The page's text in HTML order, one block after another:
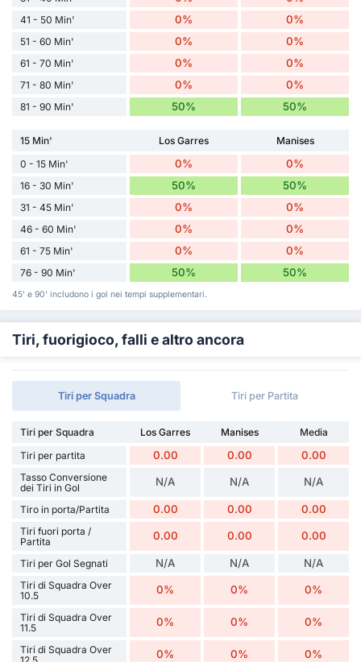
41 - 50 Min' 0% 0%
51 - 60 Min' 0% 0%
61 - 70 Min' 0% 0%
71 - 80 Min' 0% 0%
81 - 90 Min' 50% 50%
15 Min' Los Garres
Manises
0 - 15 Min'
0% 0%
16 - 30 Min' 50% 50%
31 - 45 Min' 0% 0%
46 - 60 Min' 0% 0%
61 - 75 Min' 0% 0%
76 - 90 Min' 50% 50%
45' e 90' includono i gol nei tempi supplementari.
Tiri, fuorigioco, falli e altro ancora
Tiri per Squadra Tiri per Partita
Tiri per Squadra Los Garres Manises
Media
Tiri per partita
0.00 0.00 0.00
Tasso Conversione
dei Tiri in Gol
N/A N/A N/A
Tiro in porta/Partita 0.00 0.00 0.00
Tiri fuori porta /
Partita
0.00 0.00 0.00
Tiri per Gol Segnati N/A N/A N/A
Tiri di Squadra Over
10.5
0% 0% 0%
Tiri di Squadra Over
11.5
0% 0% 0%
Tiri di Squadra Over
0% 0% 0%